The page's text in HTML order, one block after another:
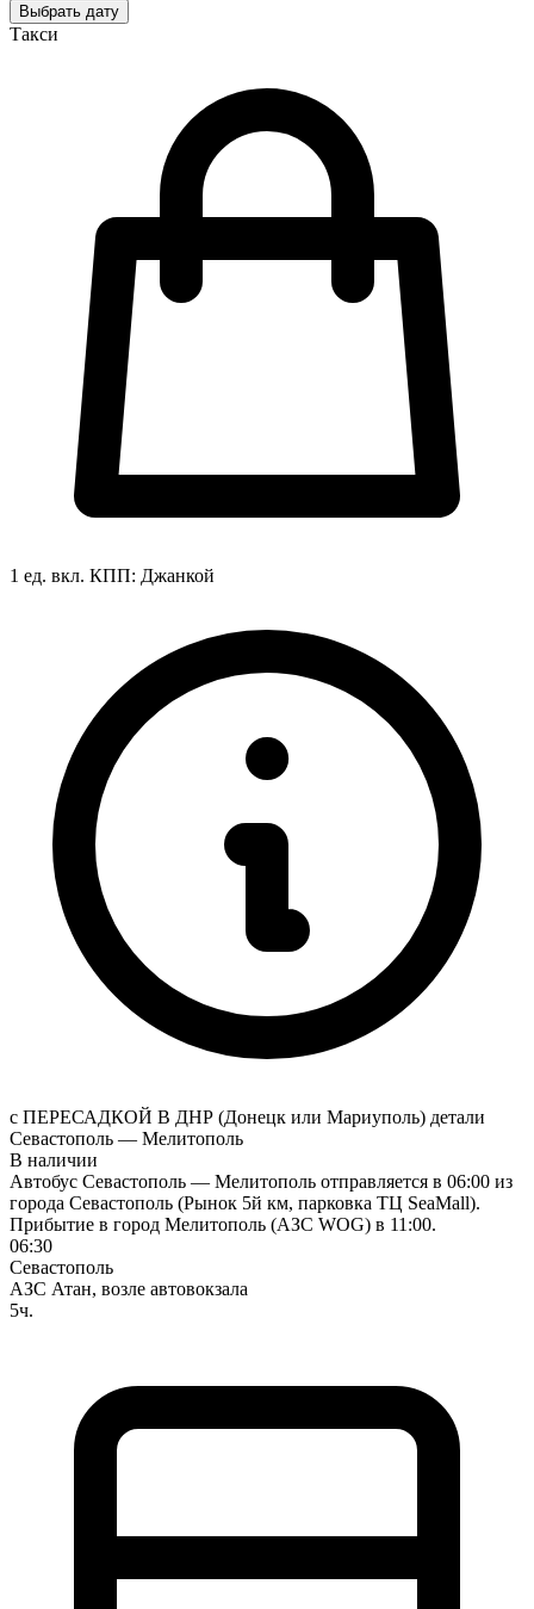
Выбрать дату
Такси
1 ед. вкл. КПП: Джанкой
с ПЕРЕСАДКОЙ В ДНР (Донецк или Мариуполь) детали
Севастополь — Мелитополь
В наличии
Автобус Севастополь — Мелитополь отправляется в 06:00 из
города Севастополь (Рынок 5й км, парковка ТЦ SeaMall).
Прибытие в город Мелитополь (АЗС WOG) в 11:00.
06:30
Севастополь
АЗС Атан, возле автовокзала
5ч.